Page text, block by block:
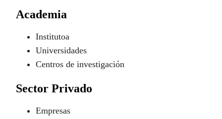
Academia
Institutoa
Universidades
Centros de investigación
Sector Privado
Empresas